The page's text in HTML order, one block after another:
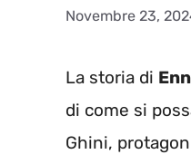
Novembre 23,
La storia di
di come si
Ghini,